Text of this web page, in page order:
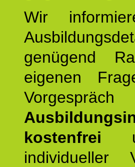
Wir
genügend
eigenen
kostenfrei
individueller